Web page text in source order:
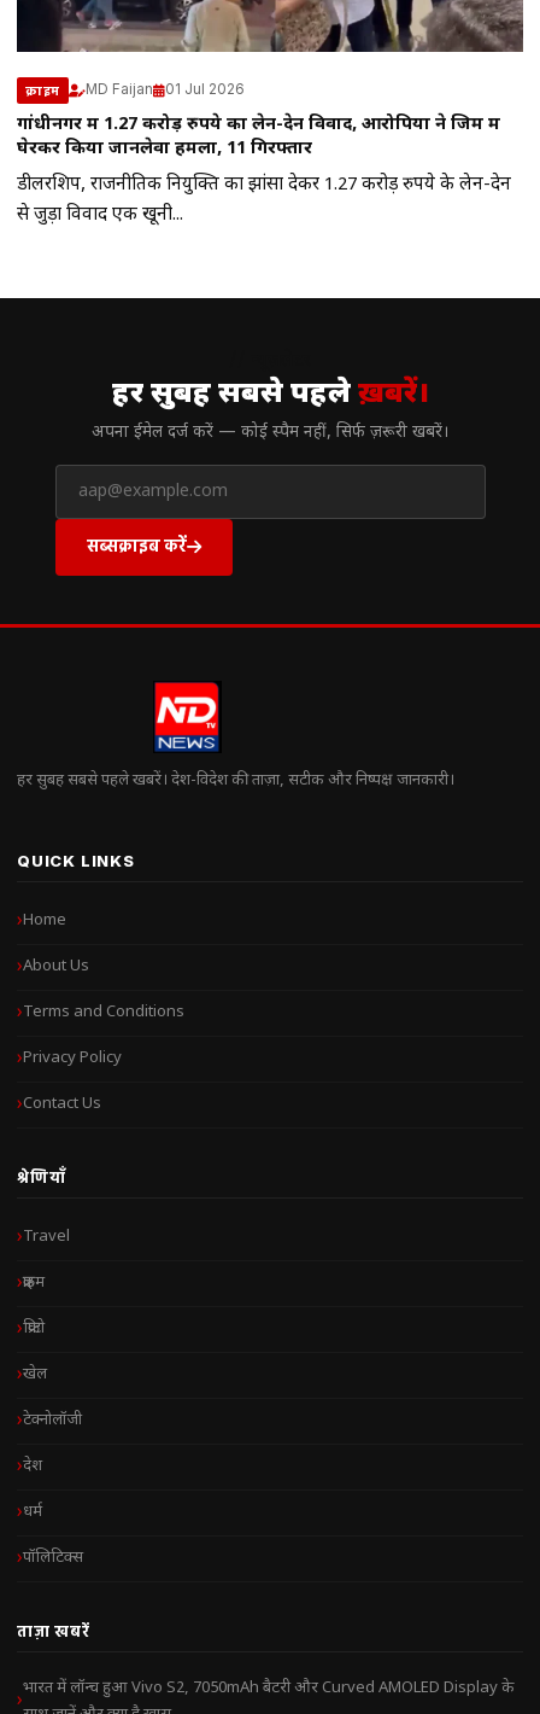
क्राइम MD Faijan 01 Jul 2026
गांधीनगर में 1.27 करोड़ रुपये का लेन-देन विवाद, आरोपियों ने जिम में
घेरकर किया जानलेवा हमला, 11 गिरफ्तार
डीलरशिप, राजनीतिक नियुक्ति का झांसा देकर 1.27 करोड़ रुपये के लेन-देन
से जुड़ा विवाद एक खूनी...
हर सुबह सबसे पहलेख़बरें।
अपना ईमेल दर्ज करें — कोई स्पैम नहीं, सिर्फ ज़रूरी खबरें।
सब्सक्राइब करें
हर सुबह सबसे पहले खबरें। देश-विदेश की ताज़ा, सटीक और निष्पक्ष जानकारी।
QUICK LINKS
Home
About Us
Terms and Conditions
Privacy Policy
Contact Us
श्रेणियाँ
Travel
क्राइम
क्रिप्टो
खेल
टेक्नोलॉजी
देश
धर्म
पॉलिटिक्स
ताज़ा खबरें
भारत में लॉन्च हुआ Vivo S2, 7050mAh बैटरी और Curved AMOLED Display के